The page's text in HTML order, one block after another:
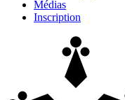
Médias
Inscription